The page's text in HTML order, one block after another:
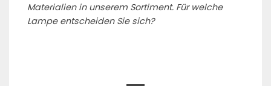
Materialien in unserem Sortiment. Für welche
Lampe entscheiden Sie sich?